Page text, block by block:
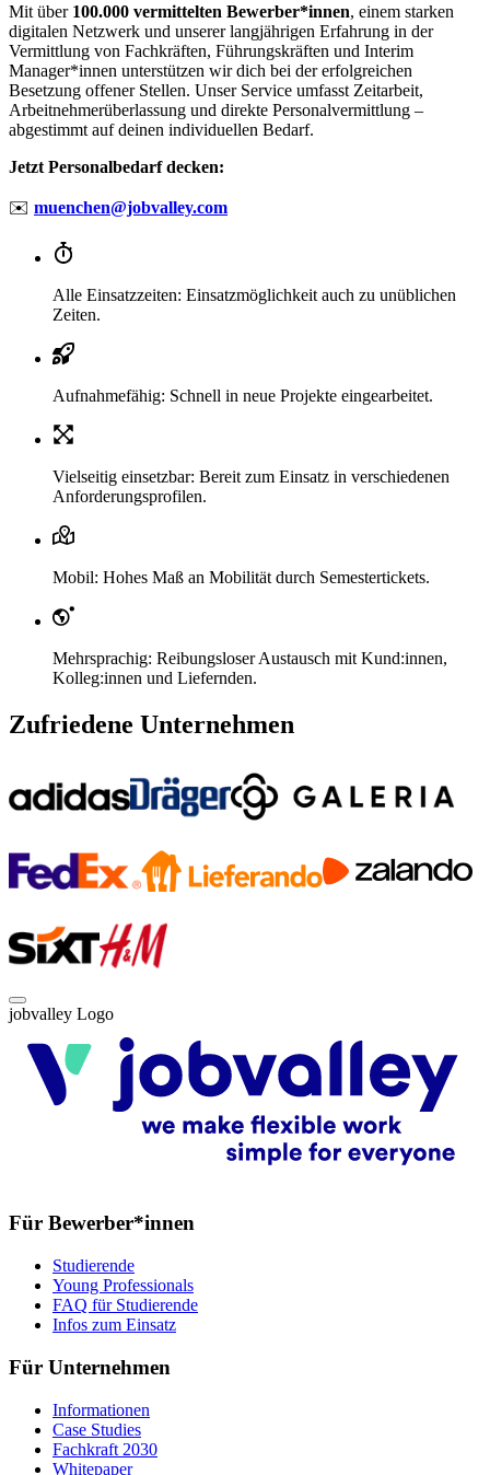
Mit über 100.000 vermittelten Bewerber*innen, einem starken
digitalen Netzwerk und unserer langjährigen Erfahrung in der
Vermittlung von Fachkräften, Führungskräften und Interim
Manager*innen unterstützen wir dich bei der erfolgreichen
Besetzung offener Stellen. Unser Service umfasst Zeitarbeit,
Arbeitnehmerüberlassung und direkte Personalvermittlung –
abgestimmt auf deinen individuellen Bedarf.
Jetzt Personalbedarf decken:
✉️ muenchen@jobvalley.com
Alle Einsatzzeiten: Einsatzmöglichkeit auch zu unüblichen
Zeiten.
Aufnahmefähig: Schnell in neue Projekte eingearbeitet.
Vielseitig einsetzbar: Bereit zum Einsatz in verschiedenen
Anforderungsprofilen.
Mobil: Hohes Maß an Mobilität durch Semestertickets.
Mehrsprachig: Reibungsloser Austausch mit Kund:innen,
Kolleg:innen und Liefernden.
Zufriedene Unternehmen
jobvalley Logo
Für Bewerber*innen
Studierende
Young Professionals
FAQ für Studierende
Infos zum Einsatz
Für Unternehmen
Informationen
Case Studies
Fachkraft 2030
Whitepaper